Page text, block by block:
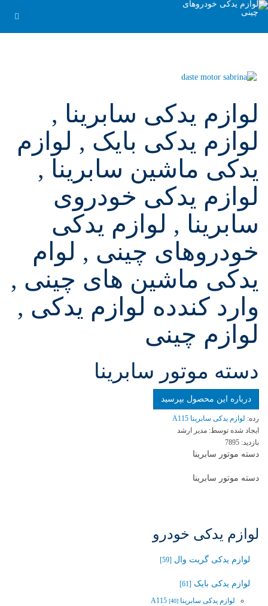
لوازم یدکی سابرینا ,
لوازم یدکی بایک , لوازم
یدکی ماشین سابرینا ,
لوازم یدکی خودروی
سابرینا , لوازم یدکی
خودروهای چینی , لوام
یدکی ماشین های چینی ,
وارد کندده لوازم یدکی ,
لوازم چینی
دسته موتور سابرینا
درباره این محصول بپرسید
رده: لوازم یدکی سابرینا A115
ایجاد شده توسط: مدیر ارشد
بازدید: 7895
دسته موتور سابرینا
دسته موتور سابرینا
لوازم یدکی خودرو
لوازم یدکی گریت وال [59]
لوازم یدکی بایک [61]
لوازم یدکی سابرینا A115 [40]